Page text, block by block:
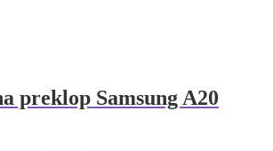
preklop Samsung A20